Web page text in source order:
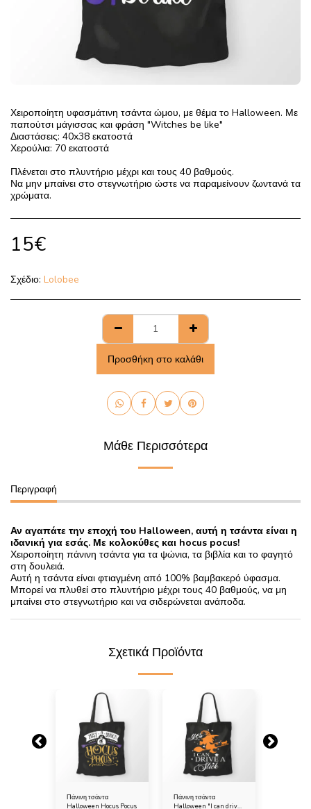
Χειροποίητη υφασμάτινη τσάντα ώμου, με θέμα το Halloween. Με
παπούτσι μάγισσας και φράση "Witches be like"
Διαστάσεις: 40x38 εκατοστά
Χερούλια: 70 εκατοστά
Πλένεται στο πλυντήριο μέχρι και τους 40 βαθμούς.
Να μην μπαίνει στο στεγνωτήριο ώστε να παραμείνουν ζωντανά τα
χρώματα.
15€
Σχέδιο: Lolobee
Προσθήκη στο καλάθι
Μάθε Περισσότερα
Περιγραφή
Αν αγαπάτε την εποχή του Halloween, αυτή η τσάντα είναι η
ιδανική για εσάς. Με κολοκύθες και hocus pocus!
Χειροποίητη πάνινη τσάντα για τα ψώνια, τα βιβλία και το φαγητό
στη δουλειά.
Αυτή η τσάντα είναι φτιαγμένη από 100% βαμβακερό ύφασμα.
Μπορεί να πλυθεί στο πλυντήριο μέχρι τους 40 βαθμούς, να μη
μπαίνει στο στεγνωτήριο και να σιδερώνεται ανάποδα.
Σχετικά Προϊόντα
Πάνινη τσάντα
Halloween Hocus Pocus
Πάνινη τσάντα
Halloween "I can drive